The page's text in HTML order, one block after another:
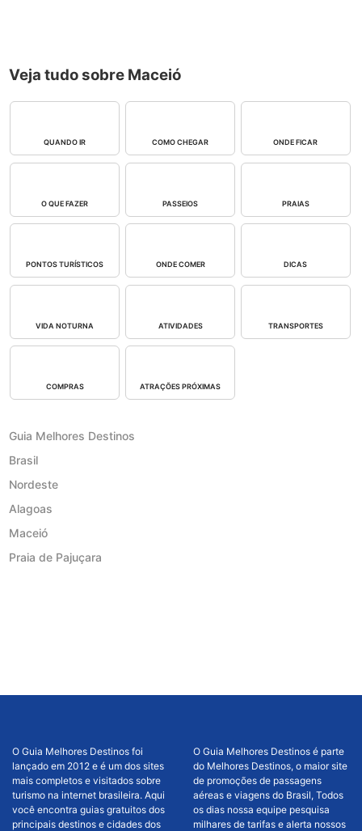
Veja tudo sobre Maceió
QUANDO IR COMO CHEGAR ONDE FICAR
O QUE FAZER PASSEIOS PRAIAS
PONTOS TURÍSTICOS ONDE COMER DICAS
VIDA NOTURNA ATIVIDADES TRANSPORTES
COMPRAS ATRAÇÕES PRÓXIMAS
Guia Melhores Destinos
Brasil
Nordeste
Alagoas
Maceió
Praia de Pajuçara
O Guia Melhores Destinos foi
lançado em 2012 e é um dos sites
mais completos e visitados sobre
turismo na internet brasileira. Aqui
você encontra guias gratuitos dos
principais destinos e cidades dos
O Guia Melhores Destinos é parte
do Melhores Destinos, o maior site
de promoções de passagens
aéreas e viagens do Brasil, Todos
os dias nossa equipe pesquisa
milhares de tarifas e alerta nossos